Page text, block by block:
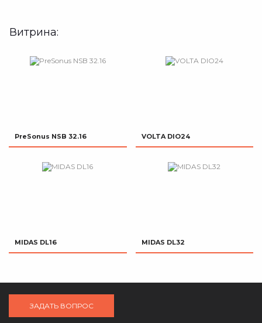
Витрина:
PreSonus NSB 32.16 VOLTA DIO24
MIDAS DL16 MIDAS DL32
ЗАДАТЬ ВОПРОС